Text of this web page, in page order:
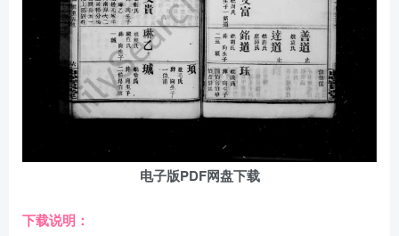
电子版PDF网盘下载
下载说明：